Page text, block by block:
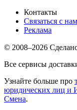
Контакты
Связаться с
Реклама
© 2008–2026
Все сервисы
Узнайте больше про
юридических лиц и
Смена.